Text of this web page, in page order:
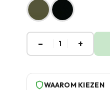
– 1 +
WAAROM KIEZEN